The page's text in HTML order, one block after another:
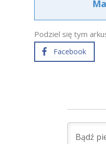
Podziel się tym
Facebook